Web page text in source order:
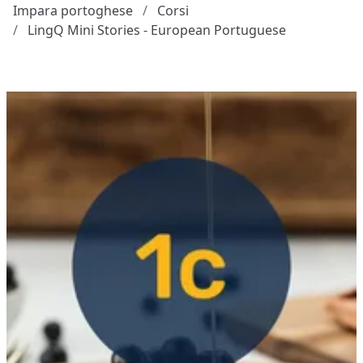
Impara portoghese
Corsi
LingQ Mini Stories - European Portuguese